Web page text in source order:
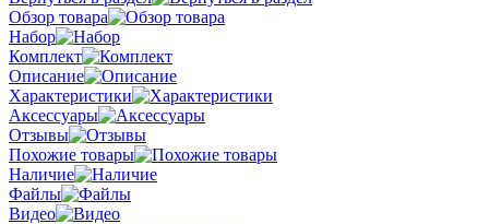
Обзор товара
Набор
Комплект
Описание
Характеристики
Аксессуары
Отзывы
Похожие товары
Наличие
Файлы
Видео